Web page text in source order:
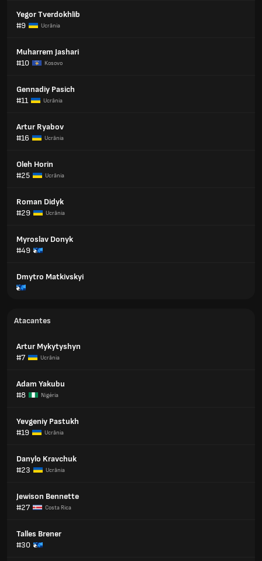
Yegor Tverdokhlib
#9
Ucrânia
Muharrem Jashari
#10
Kosovo
Gennadiy Pasich
#11
Ucrânia
Artur Ryabov
#16
Ucrânia
Oleh Horin
#25
Ucrânia
Roman Didyk
#29
Ucrânia
Myroslav Donyk
#49
Dmytro Matkivskyi
Atacantes
Artur Mykytyshyn
#7
Ucrânia
Adam Yakubu
#8
Nigéria
Yevgeniy Pastukh
#19
Ucrânia
Danylo Kravchuk
#23
Ucrânia
Jewison Bennette
#27
Costa Rica
Talles Brener
#30